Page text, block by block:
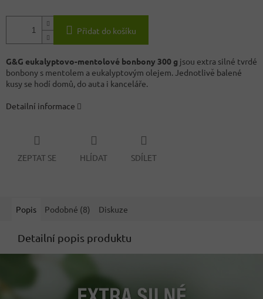
Přidat do košíku
G&G eukalyptovo-mentolové bonbony 300 g jsou extra silné tvrdé
bonbony s mentolem a eukalyptovým olejem. Jednotlivě balené
kusy se hodí domů, do auta i kanceláře.
Detailní informace
ZEPTAT SE HLÍDAT SDÍLET
Popis Podobné (8) Diskuze
Detailní popis produktu